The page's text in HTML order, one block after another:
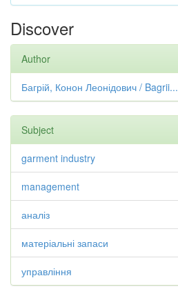
Discover
Author
Багрій, Конон Леонідович / Bagrii...
Subject
garment industry
management
аналіз
матеріальні запаси
управління